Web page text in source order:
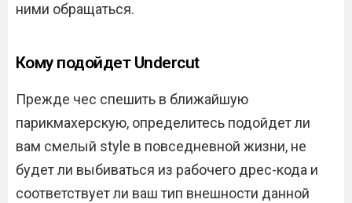
ними обращаться.
Кому подойдет Undercut
Прежде чес спешить в ближайшую
парикмахерскую, определитесь подойдет ли
вам смелый style в повседневной жизни, не
будет ли выбиваться из рабочего дрес-кода и
соответствует ли ваш тип внешности данной